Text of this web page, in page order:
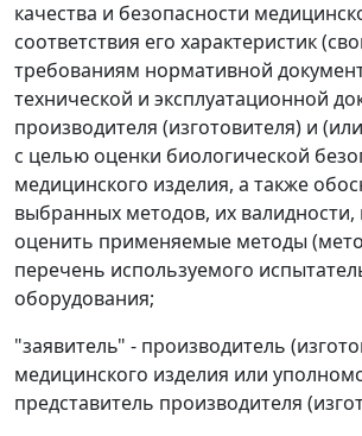
качества и безопасности
соответствия его характеристик
требованиям нормативной
технической и эксплуатационной
производителя (изготовителя) и
с целью оценки биологической
медицинского изделия, а также
выбранных методов, их
оценить применяемые методы
перечень используемого
оборудования;
"заявитель" - производитель
медицинского изделия или
представитель производителя